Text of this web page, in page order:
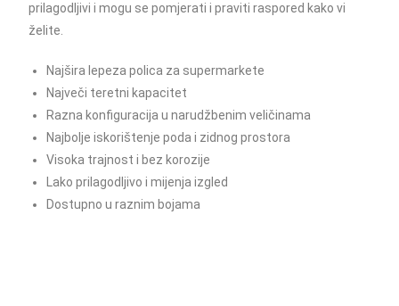
prilagodljivi i mogu se pomjerati i praviti raspored kako vi
želite.
Najšira lepeza polica za supermarkete
Največi teretni kapacitet
Razna konfiguracija u narudžbenim veličinama
Najbolje iskorištenje poda i zidnog prostora
Visoka trajnost i bez korozije
Lako prilagodljivo i mijenja izgled
Dostupno u raznim bojama